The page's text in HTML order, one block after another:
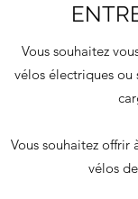
Vous souhaitez
vélos électriques ou
Vous souhaitez offrir
vélos